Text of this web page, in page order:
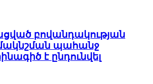
բովանդակության
պահանջ
է ընդունվել